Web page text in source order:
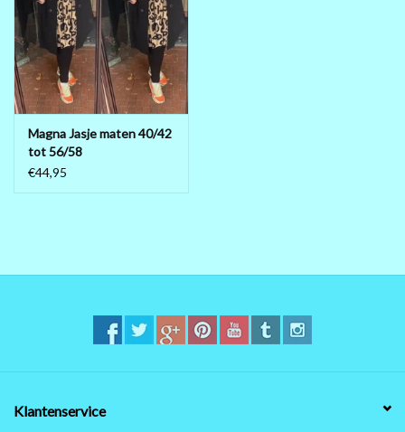
MATEN 42 TOT 46/48
MAAT 48-50
MAAT 50-52
MAAT 52-54
HUISPAKKEN
BLING
Magna Jasje maten 40/42
tot 56/58
€44,95
Klantenservice